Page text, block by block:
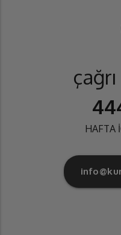
çağrı
HAFTA